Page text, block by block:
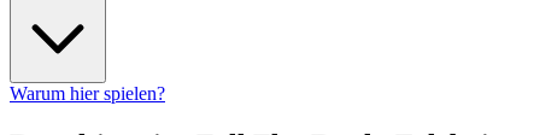
Warum hier spielen?